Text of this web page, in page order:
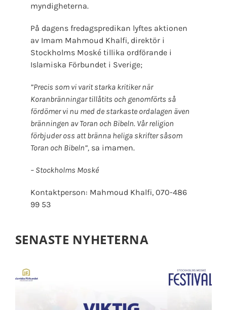
myndigheterna.
På dagens fredagspredikan lyftes aktionen
av Imam Mahmoud Khalfi, direktör i
Stockholms Moské tillika ordförande i
Islamiska Förbundet i Sverige;
”Precis som vi varit starka kritiker när
Koranbränningar tillåtits och genomförts så
fördömer vi nu med de starkaste ordalagen även
bränningen av Toran och Bibeln. Vår religion
förbjuder oss att bränna heliga skrifter såsom
Toran och Bibeln”,sa imamen.
– Stockholms Moské
Kontaktperson: Mahmoud Khalfi, 070-486
99 53
SENASTE NYHETERNA